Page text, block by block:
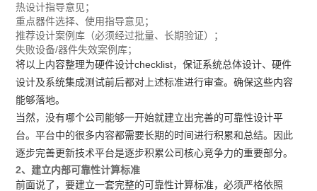
热设计指导意见；
重点器件选择、使用指导意见；
推荐设计案例库（必须经过批量、长期验证）；
失败设备/器件失效案例库；
将以上内容整理为硬件设计checklist，保证系统总体设计、硬件
设计及系统集成测试前后都对上述标准进行审查。确保这些内容
能够落地。
当然，没有哪个公司能够一开始就建立出完善的可靠性设计平
台。平台中的很多内容都需要长期的时间进行积累和总结。因此
逐步完善更新技术平台是逐步积累公司核心竞争力的重要部分。
2、建立内部可靠性计算标准
前面说了，要建立一套完整的可靠性计算标准，必须严格依照